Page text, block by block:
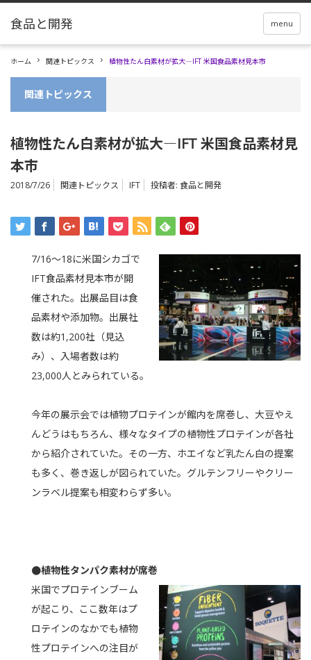
menu
ホーム 関連トピックス 植物性たん白素材が拡大―IFT 米国食品素材見本市
関連トピックス
植物性たん白素材が拡大―IFT 米国食品素材見
本市
2018/7/26 関連トピックス IFT 投稿者: 食品と開発
7/16～18に米国シカゴで
IFT食品素材見本市が開
催された。出展品目は食
品素材や添加物。出展社
数は約1,200社（見込
み）、入場者数は約
23,000人とみられている。
今年の展示会では植物プロテインが館内を席巻し、大豆やえ
んどうはもちろん、様々なタイプの植物性プロテインが各社
から紹介されていた。その一方、ホエイなど乳たん白の提案
も多く、巻き返しが図られていた。グルテンフリーやクリー
ンラベル提案も相変わらず多い。
●植物性タンパク素材が席巻
米国でプロテインブーム
が起こり、ここ数年はプ
ロテインのなかでも植物
性プロテインへの注目が